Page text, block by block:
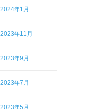
2024年1月
2023年11月
2023年9月
2023年7月
2023年5月